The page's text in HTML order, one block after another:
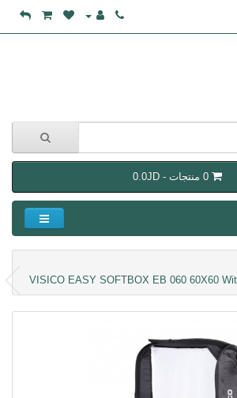
0 منتجات - 0.0JD
VISICO EASY SOFTBOX EB 060 60X60